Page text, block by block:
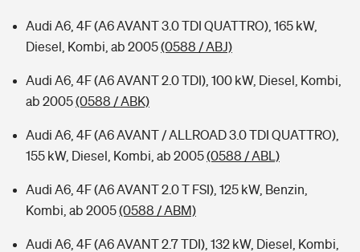
Audi A6, 4F (A6 AVANT 3.0 TDI QUATTRO), 165 kW,
Diesel, Kombi, ab 2005(0588 / ABJ)
Audi A6, 4F (A6 AVANT 2.0 TDI), 100 kW, Diesel, Kombi,
ab 2005(0588 / ABK)
Audi A6, 4F (A6 AVANT / ALLROAD 3.0 TDI QUATTRO),
155 kW, Diesel, Kombi, ab 2005(0588 / ABL)
Audi A6, 4F (A6 AVANT 2.0 T FSI), 125 kW, Benzin,
Kombi, ab 2005(0588 / ABM)
Audi A6, 4F (A6 AVANT 2.7 TDI), 132 kW, Diesel, Kombi,